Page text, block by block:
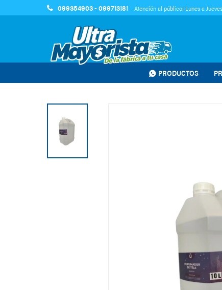
PRODUCTOS
099354903 - 099713181 Atención al público: Lunes a